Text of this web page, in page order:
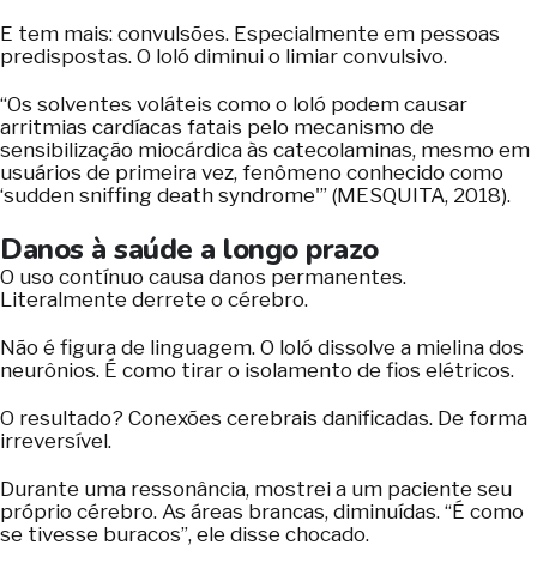
E tem mais: convulsões. Especialmente em pessoas
predispostas. O loló diminui o limiar convulsivo.
“Os solventes voláteis como o loló podem causar
arritmias cardíacas fatais pelo mecanismo de
sensibilização miocárdica às catecolaminas, mesmo em
usuários de primeira vez, fenômeno conhecido como
‘sudden sniffing death syndrome'” (MESQUITA, 2018).
Danos à saúde a longo prazo
O uso contínuo causa danos permanentes.
Literalmente derrete o cérebro.
Não é figura de linguagem. O loló dissolve a mielina dos
neurônios. É como tirar o isolamento de fios elétricos.
O resultado? Conexões cerebrais danificadas. De forma
irreversível.
Durante uma ressonância, mostrei a um paciente seu
próprio cérebro. As áreas brancas, diminuídas. “É como
se tivesse buracos”, ele disse chocado.